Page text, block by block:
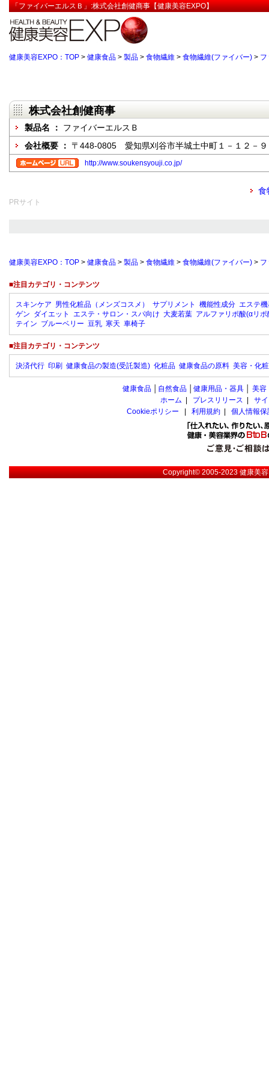
「ファイバーエルスＢ」:株式会社創健商事【健康美容EXPO】
健康美容EXPO：TOP > 健康食品 > 製品 > 食物繊維 > 食物繊維(ファイバー) > フ
株式会社創健商事
製品名 ： ファイバーエルスＢ
会社概要 ： 〒448-0805 愛知県刈谷市半城土中町１－１２－９
http://www.soukensyouji.co.jp/
食
PRサイト
健康美容EXPO：TOP > 健康食品 > 製品 > 食物繊維 > 食物繊維(ファイバー) > フ
■注目カテゴリ・コンテンツ
スキンケア 男性化粧品（メンズコスメ） サプリメント 機能性成分 エステ
ゲン ダイエット エステ・サロン・スパ向け 大麦若葉 アルファリポ酸(αリポ
テイン ブルーベリー 豆乳 寒天 車椅子
■注目カテゴリ・コンテンツ
決済代行 印刷 健康食品の製造(受託製造) 化粧品 健康食品の原料 美容・化
健康食品 自然食品 健康用品・器具 美容
ホーム
プレスリリース
サ
Cookieポリシー
利用規約 個人情報
Copyright© 2005-2023健康美